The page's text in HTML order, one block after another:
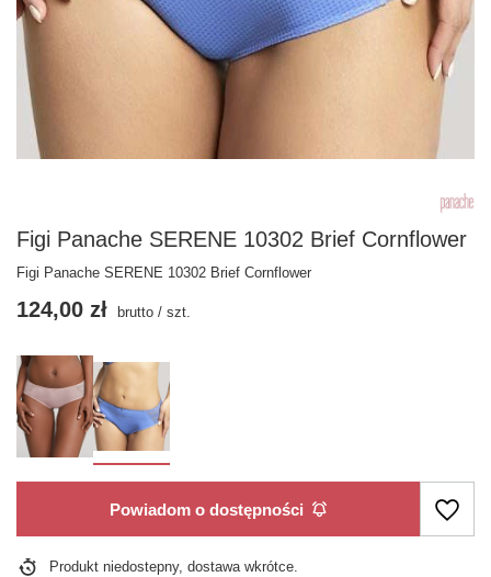
Figi Panache SERENE 10302 Brief Cornflower
Figi Panache SERENE 10302 Brief Cornflower
124,00 zł brutto / szt.
Powiadom o dostępności
Produkt niedostepny, dostawa wkrótce